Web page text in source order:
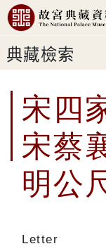
典藏檢索
宋四
宋蔡
明公
Letter